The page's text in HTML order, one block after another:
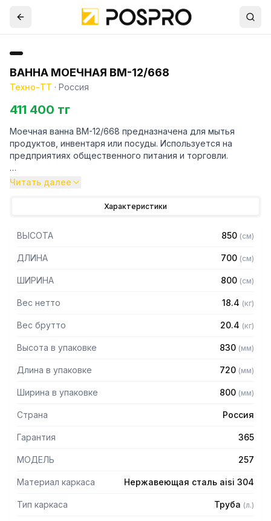
ВАННА МОЕЧНАЯ ВМ-12/668
Техно-ТТ · Россия
411 400 тг
Моечная ванна ВМ-12/668 предназначена для мытья
продуктов, инвентаря или посуды. Используется на
предприятиях общественного питания и торговли.
Особенности:
– Материал емкости: нержавеющая сталь AISI304
– Материал каркаса: нержавеющая сталь AISI304
– Толщина материала каркаса 1,2 мм
– Внутренние размеры емкости: 600 х 600 х 330 мм
– Высота пристенного борта: 70 мм
– С тыловой части установлены две перемычки для
– Выпуск с нержавеющей решеткой
– Диаметр выпуска: 90 мм
– Регулируемые опоры
– Поставляется в собранном виде
Читать далее
Характеристики
ВЫСОТА 850 (см)
ДЛИНА 700 (см)
ШИРИНА 800 (см)
Вес нетто 18.4 (кг)
Вес брутто 20.4 (кг)
Высота в упаковке 830 (мм)
Длина в упаковке 720 (мм)
Ширина в упаковке 800 (мм)
Страна Россия
Гарантия 365
МОДЕЛЬ 257
Материал каркаса Нержавеющая сталь aisi 304
Тип каркаса Труба (л.)